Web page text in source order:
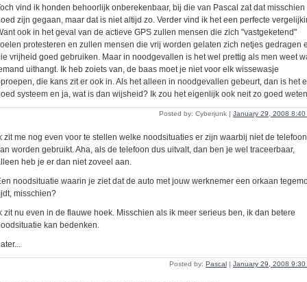
vind ik honden behoorlijk onberekenbaar, bij die van Pascal zat dat misschien
zijn gegaan, maar dat is niet altijd zo. Verder vind ik het een perfecte
ook in het geval van de actieve GPS zullen mensen die zich "vastgeketend"
protesteren en zullen mensen die vrij worden gelaten zich netjes gedragen
vrijheid goed gebruiken. Maar in noodgevallen is het wel prettig als men weet
uithangt. Ik heb zoiets van, de baas moet je niet voor elk wissewasje
die kans zit er ook in. Als het alleen in noodgevallen gebeurt, dan is het
systeem en ja, wat is dan wijsheid? Ik zou het eigenlijk ook neit zo goed
Posted by: Cyberjunk | January 29, 2008 8:40
Ik zit me nog even voor te stellen welke noodsituaties er zijn waarbij niet de telefoon
worden gebruikt. Aha, als de telefoon dus uitvalt, dan ben je wel traceerbaar,
heb je er dan niet zoveel aan.
noodsituatie waarin je ziet dat de auto met jouw werknemer een orkaan
misschien?
Ik zit nu even in de flauwe hoek. Misschien als ik meer serieus ben, ik dan betere
kan bedenken.
Posted by: Pascal | January 29, 2008 9:30